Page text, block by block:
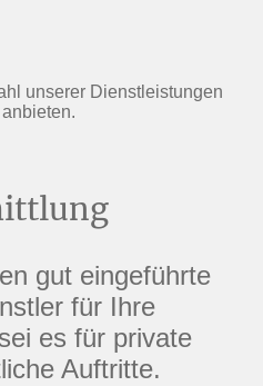
unserer Dienstleistungen
gut eingeführte
für Ihre
es für private
Auftritte.